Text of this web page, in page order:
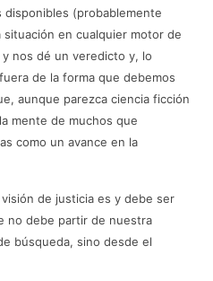
(probablemente
en cualquier motor de
nos dé un veredicto y, lo
de la forma que debemos
aunque parezca ciencia ficción
mente de muchos que
como un avance en la
de justicia es y debe ser
no debe partir de nuestra
búsqueda, sino desde el